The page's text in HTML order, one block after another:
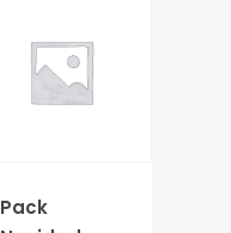
Pack
Contacto
Carrito